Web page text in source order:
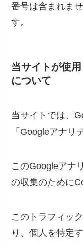
番号は含まれま
す。
当サイトが使
について
当サイトでは、
「Googleアナリ
このGoogleアナ
の収集のために
このトラフィッ
り、個人を特定